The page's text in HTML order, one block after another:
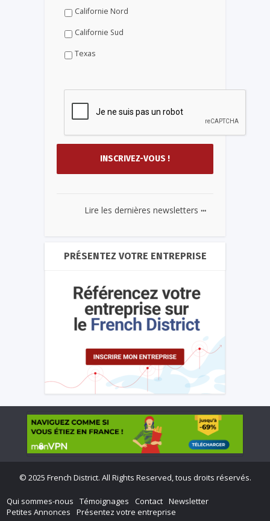
Californie Nord
Californie Sud
Texas
Lire les dernières newsletters ...
PRÉSENTEZ VOTRE ENTREPRISE
© 2025 French District. All Rights Reserved, tous droits réservés.
Qui sommes-nous Témoignages Contact Newsletter
Petites Annonces
Présentez votre entreprise